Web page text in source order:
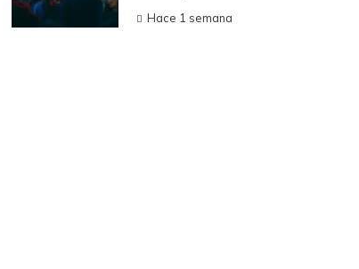
Hace 1 semana